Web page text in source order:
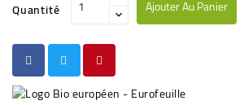
Quantité Ajouter Au Panier